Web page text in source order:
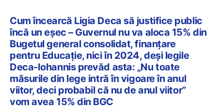
Cum încearcă Ligia Deca să justifice public
încă un eșec – Guvernul nu va aloca 15% din
Bugetul general consolidat, finanțare
pentru Educație, nici în 2024, deși legile
Deca-Iohannis prevăd asta: „Nu toate
măsurile din lege intră în vigoare în anul
viitor, deci probabil că nu de anul viitor”
vom avea 15% din BGC